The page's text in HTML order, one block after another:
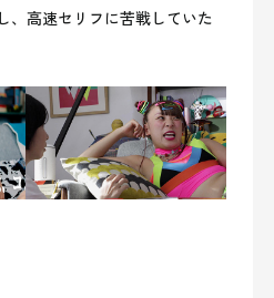
、高速セリフに苦戦していた